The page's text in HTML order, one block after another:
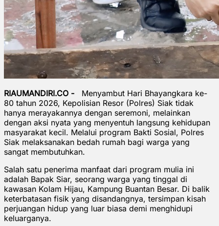
RIAUMANDIRI.CO -
Menyambut Hari Bhayangkara ke-
80 tahun 2026, Kepolisian Resor (Polres) Siak tidak
hanya merayakannya dengan seremoni, melainkan
dengan aksi nyata yang menyentuh langsung kehidupan
masyarakat kecil. Melalui program Bakti Sosial, Polres
Siak melaksanakan bedah rumah bagi warga yang
sangat membutuhkan.
Salah satu penerima manfaat dari program mulia ini
adalah Bapak Siar, seorang warga yang tinggal di
kawasan Kolam Hijau, Kampung Buantan Besar. Di balik
keterbatasan fisik yang disandangnya, tersimpan kisah
perjuangan hidup yang luar biasa demi menghidupi
keluarganya.